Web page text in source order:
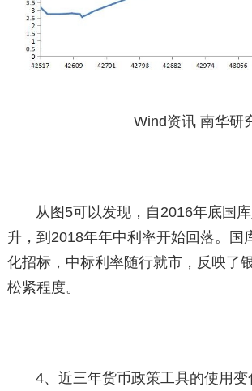
Wind资讯 南华研
从图5可以发现，自2016年底国
升，到2018年年中利率开始回落。国
化招标，中标利率随行就市，反映了
松紧程度。
4、近三年货币政策工具的使用变